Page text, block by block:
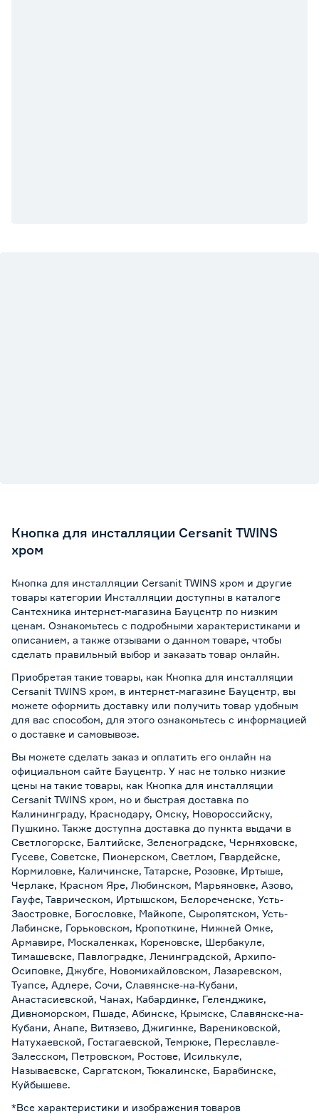
Кнопка для инсталляции Cersanit TWINS
хром
Кнопка для инсталляции Cersanit TWINS хром и другие
товары категории Инсталляции доступны в каталоге
Сантехника интернет-магазина Бауцентр по низким
ценам. Ознакомьтесь с подробными характеристиками и
описанием, а также отзывами о данном товаре, чтобы
сделать правильный выбор и заказать товар онлайн.
Приобретая такие товары, как Кнопка для инсталляции
Cersanit TWINS хром, в интернет-магазине Бауцентр, вы
можете оформить доставку или получить товар удобным
для вас способом, для этого ознакомьтесь с информацией
о доставке и самовывозе.
Вы можете сделать заказ и оплатить его онлайн на
официальном сайте Бауцентр. У нас не только низкие
цены на такие товары, как Кнопка для инсталляции
Cersanit TWINS хром, но и быстрая доставка по
Калининграду, Краснодару, Омску, Новороссийску,
Пушкино. Также доступна доставка до пункта выдачи в
Светлогорске, Балтийске, Зеленоградске, Черняховске,
Гусеве, Советске, Пионерском, Светлом, Гвардейске,
Кормиловке, Каличинске, Татарске, Розовке, Иртыше,
Черлаке, Красном Яре, Любинском, Марьяновке, Азово,
Гауфе, Таврическом, Иртышском, Белореченске, Усть-
Заостровке, Богословке, Майкопе, Сыропятском, Усть-
Лабинске, Горьковском, Кропоткине, Нижней Омке,
Армавире, Москаленках, Кореновске, Шербакуле,
Тимашевске, Павлоградке, Ленинградской, Архипо-
Осиповке, Джубге, Новомихайловском, Лазаревском,
Туапсе, Адлере, Сочи, Славянске-на-Кубани,
Анастасиевской, Чанах, Кабардинке, Геленджике,
Дивноморском, Пшаде, Абинске, Крымске, Славянске-на-
Кубани, Анапе, Витязево, Джигинке, Варениковской,
Натухаевской, Гостагаевской, Темрюке, Переславле-
Залесском, Петровском, Ростове, Исилькуле,
Называевске, Саргатском, Тюкалинске, Барабинске,
Куйбышеве.
*Все характеристики и изображения товаров